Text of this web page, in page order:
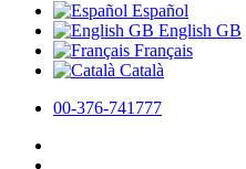
Español
English GB
Français
Català
00-376-741777